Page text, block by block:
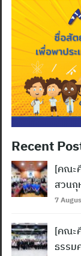
Recent
[คณะ
สวนกุ
7
[คณะ
ธรรม